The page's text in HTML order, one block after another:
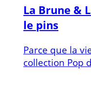
La Brune &
le pins
Parce que la
collection Pop